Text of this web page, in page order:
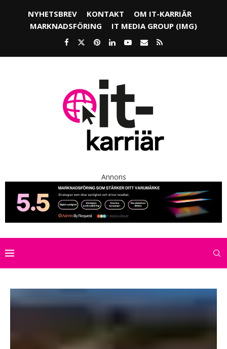
NYHETSBREV KONTAKT
OM IT-KARRIÄR
MARKNADSFÖRING
IT MEDIA GROUP (IMG)
Annons